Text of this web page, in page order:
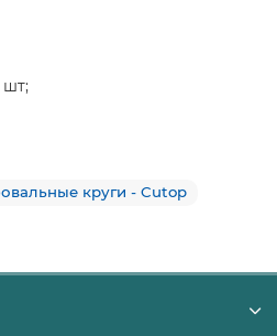
шт;
круги - Cutop